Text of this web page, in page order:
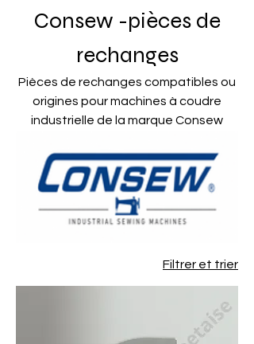
Consew -pièces de
rechanges
Pièces de rechanges compatibles ou
origines pour machines à coudre
industrielle de la marque Consew
Filtrer et trier